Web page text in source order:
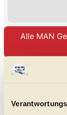
Alle MAN
Unsere MAN